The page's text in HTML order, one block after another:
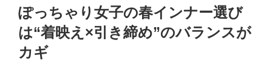
稿
日:
ぽっちゃり女子の春インナー選び
は“着映え×引き締め”のバランスが
カギ